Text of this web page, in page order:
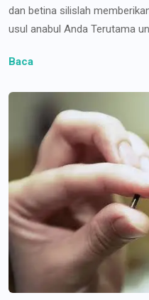
dan betina silislah
usul anabul Anda Terutama
Baca